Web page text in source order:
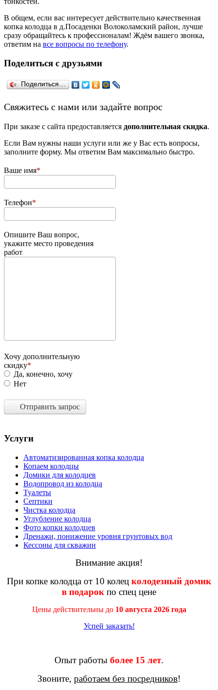
В общем, если вас интересует действительно качественная
копка колодца в д.Посаденки Волоколамский район, лучше
сразу обращайтесь к профессионалам! Ждём вашего звонка,
ответим на все вопросы по телефону.
Поделиться с друзьями
Поделиться…
­Свяжитесь с нами или задайте вопрос
При заказе с сайта предоставляется дополнительная скидка.
Если Вам нужны наши услуги или же у Вас есть вопросы,
заполните форму. Мы ответим Вам максимально быстро.
Ваше имя
Телефон
Опишите Ваш вопрос,
укажите место проведения
работ
Хочу дополнительную
скидку
Да, конечно, хочу
Нет
Отправить запрос
Услуги
Автоматизированная копка колодца
Копаем колодцы
Домики для колодцев
Водопровод из колодца
Туалеты
Септики
Чистка колодца
Углубление колодца
Фото копки колодцев
Дренажи, понижение уровня грунтовых вод
Кессоны для скважин
Внимание акция!
При копке колодца от 10 колец колодезный домик
в подарок по спец цене
Цены действительны до 10 августа 2026 года
Успей заказать!
Опыт работы более 15 лет.
Звоните, работаем без посредников!